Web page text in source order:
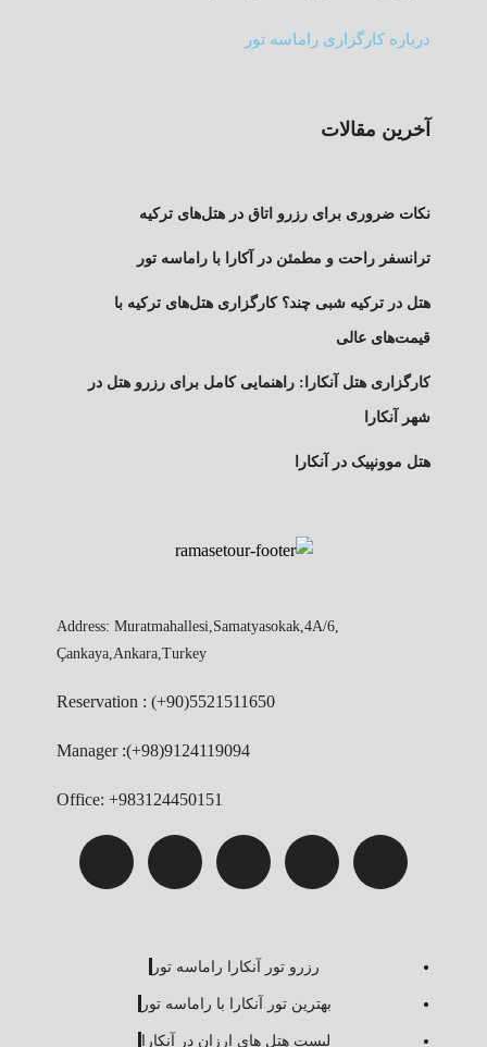
درباره کارگزاری راماسه تور
آخرین مقالات
نکات ضروری برای رزرو اتاق در هتل‌های ترکیه
ترانسفر راحت و مطمئن در آکارا با راماسه تور
هتل در ترکیه شبی چند؟ کارگزاری هتل‌های ترکیه با
قیمت‌های عالی
کارگزاری هتل آنکارا: راهنمایی کامل برای رزرو هتل در
شهر آنکارا
هتل موونپیک در آنکارا
Address: Muratmahallesi,Samatyasokak,4A/6,
Çankaya,Ankara,Turkey
Reservation : (+90)5521511650
Manager :(+98)9124119094
Office: +983124450151
رزرو تور آنکارا راماسه تور
بهترین تور آنکارا با راماسه تور
لیست هتل های ارزان در آنکارا